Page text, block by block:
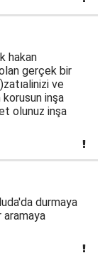
hakan
gerçek bir
ve
inşa
olunuz inşa
durmaya